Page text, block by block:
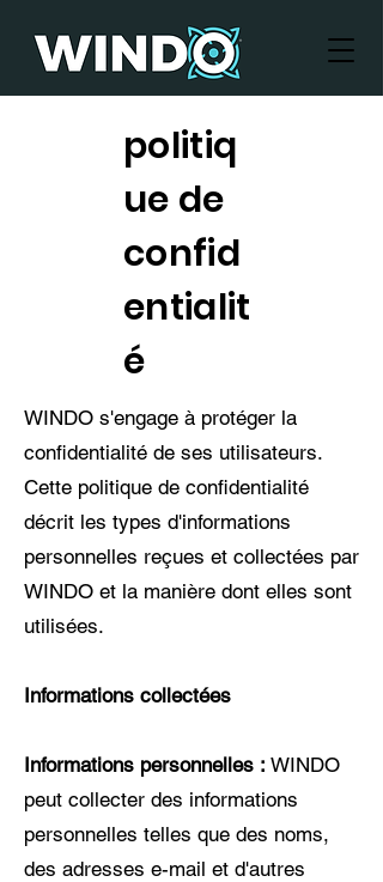
politiq
ue de
confid
entialit
é
WINDO s'engage à protéger la
confidentialité de ses utilisateurs.
Cette politique de confidentialité
décrit les types d'informations
personnelles reçues et collectées par
WINDO et la manière dont elles sont
utilisées.
Informations collectées
Informations personnelles : WINDO
peut collecter des informations
personnelles telles que des noms,
des adresses e-mail et d'autres